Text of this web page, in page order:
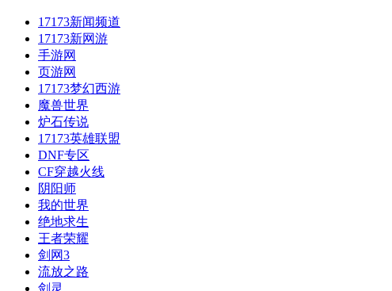
17173新闻频道
17173新网游
手游网
页游网
17173梦幻西游
魔兽世界
炉石传说
17173英雄联盟
DNF专区
CF穿越火线
阴阳师
我的世界
绝地求生
王者荣耀
剑网3
流放之路